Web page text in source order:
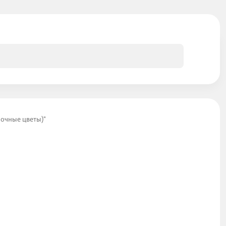
цветы)"